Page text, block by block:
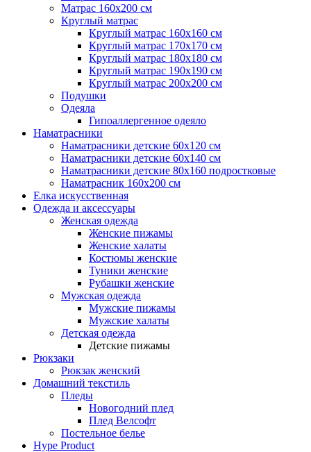
Матрас 160х200 см
Круглый матрас
Круглый матрас 160х160 см
Круглый матрас 170х170 см
Круглый матрас 180х180 см
Круглый матрас 190х190 см
Круглый матрас 200х200 см
Подушки
Одеяла
Гипоаллергенное одеяло
Наматрасники
Наматрасники детские 60х120 см
Наматрасники детские 60х140 см
Наматрасники детские 80х160 подростковые
Наматрасник 160х200 см
Елка искусственная
Одежда и аксессуары
Женская одежда
Женские пижамы
Женские халаты
Костюмы женские
Туники женские
Рубашки женские
Мужская одежда
Мужские пижамы
Мужские халаты
Детская одежда
Детские пижамы
Рюкзаки
Рюкзак женский
Домашний текстиль
Пледы
Новогодний плед
Плед Велсофт
Постельное белье
Hype Product